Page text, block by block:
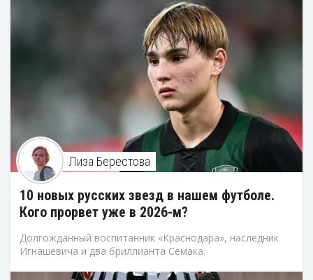
Лиза Берестова
10 новых русских звезд в нашем футболе.
Кого прорвет уже в 2026-м?
Долгожданный воспитанник «Краснодара», наследник
Игнашевича и два бриллианта Семака.